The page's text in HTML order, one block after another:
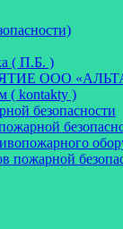
( П.Б. )
ООО
( kontakty )
безопасности
пожарной